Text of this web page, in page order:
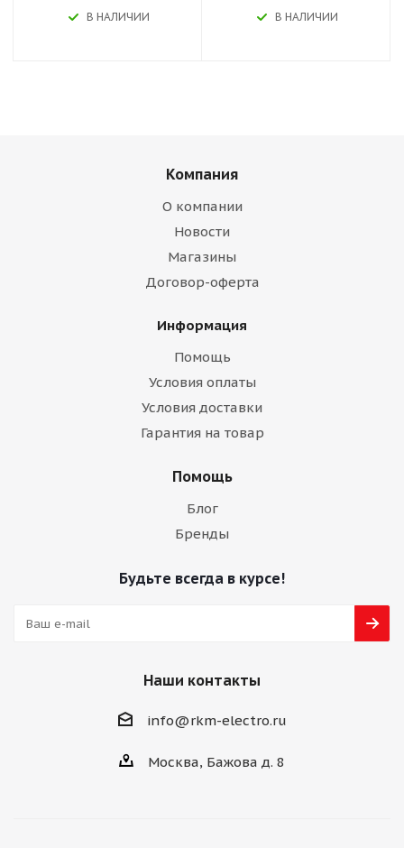
В НАЛИЧИИ В НАЛИЧИИ
Компания
О компании
Новости
Магазины
Договор-оферта
Информация
Помощь
Условия оплаты
Условия доставки
Гарантия на товар
Помощь
Блог
Бренды
Будьте всегда в курсе!
Наши контакты
info@rkm-electro.ru
Москва, Бажова д. 8